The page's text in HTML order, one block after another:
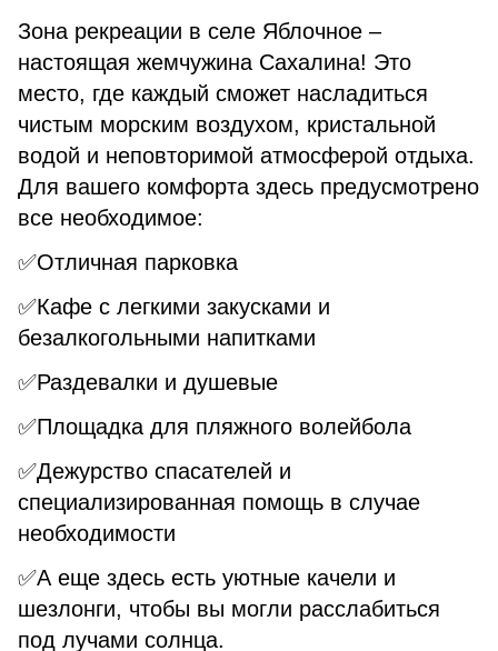
Зона рекреации в селе Яблочное –
настоящая жемчужина Сахалина! Это
место, где каждый сможет насладиться
чистым морским воздухом, кристальной
водой и неповторимой атмосферой отдыха.
Для вашего комфорта здесь предусмотрено
все необходимое:
✅Отличная парковка
✅Кафе с легкими закусками и
безалкогольными напитками
✅Раздевалки и душевые
✅Площадка для пляжного волейбола
✅Дежурство спасателей и
специализированная помощь в случае
необходимости
✅А еще здесь есть уютные качели и
шезлонги, чтобы вы могли расслабиться
под лучами солнца.